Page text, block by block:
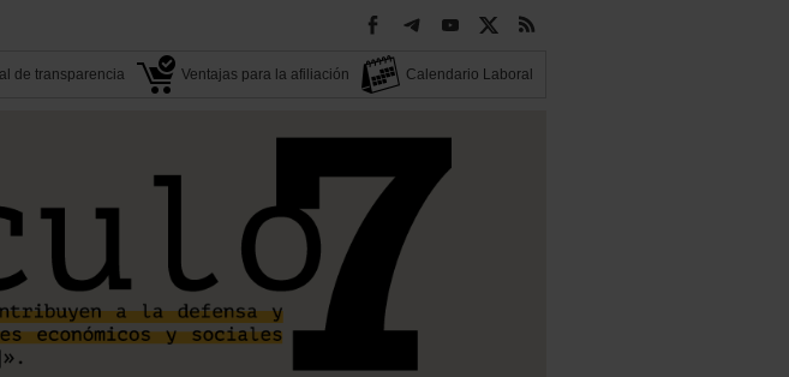
de transparencia Ventajas para la afiliación Calendario Laboral